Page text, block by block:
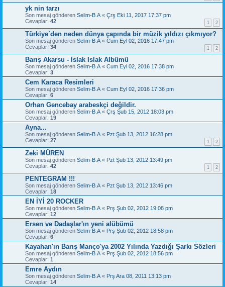
yk nin tarzı
Son mesaj gönderen Selim-B.A « Çrş Eki 11, 2017 17:37 pm
Cevaplar: 42 1 2
Türkiye`den neden dünya çapında bir müzik yıldızı çıkmıyor?
Son mesaj gönderen Selim-B.A « Cum Eyl 02, 2016 17:47 pm
Cevaplar: 34 1 2
Barış Akarsu - Islak Islak Albümü
Son mesaj gönderen Selim-B.A « Cum Eyl 02, 2016 17:38 pm
Cevaplar: 3
Cem Karaca Resimleri
Son mesaj gönderen Selim-B.A « Cum Eyl 02, 2016 17:36 pm
Cevaplar: 6
Orhan Gencebay arabeskçi değildir.
Son mesaj gönderen Selim-B.A « Çrş Şub 15, 2012 18:03 pm
Cevaplar: 19
Ayna...
Son mesaj gönderen Selim-B.A « Pzt Şub 13, 2012 16:28 pm
Cevaplar: 27 1 2
Zeki MÜREN
Son mesaj gönderen Selim-B.A « Pzt Şub 13, 2012 13:49 pm
Cevaplar: 42 1 2
PENTEGRAM !!!
Son mesaj gönderen Selim-B.A « Pzt Şub 13, 2012 13:46 pm
Cevaplar: 18
EN İYİ 20 ROCKER
Son mesaj gönderen Selim-B.A « Prş Şub 02, 2012 19:08 pm
Cevaplar: 12
Ersen ve Dadaşlar'ın yeni alübümü
Son mesaj gönderen Selim-B.A « Prş Şub 02, 2012 18:58 pm
Cevaplar: 6
Kayahan'ın Barış Manço'ya 2002 Yılında Yazdığı Şarkı Sözleri
Son mesaj gönderen Selim-B.A « Prş Şub 02, 2012 18:56 pm
Cevaplar: 1
Emre Aydın
Son mesaj gönderen Selim-B.A « Prş Ara 08, 2011 13:13 pm
Cevaplar: 14